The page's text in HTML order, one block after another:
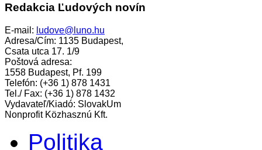
Redakcia Ľudových novín
E-mail: ludove@luno.hu
Adresa/Cím: 1135 Budapest,
Csata utca 17. 1/9
Poštová adresa:
1558 Budapest, Pf. 199
Telefón: (+36 1) 878 1431
Tel./ Fax: (+36 1) 878 1432
Vydavateľ/Kiadó: SlovakUm
Nonprofit Közhasznú Kft.
Politika